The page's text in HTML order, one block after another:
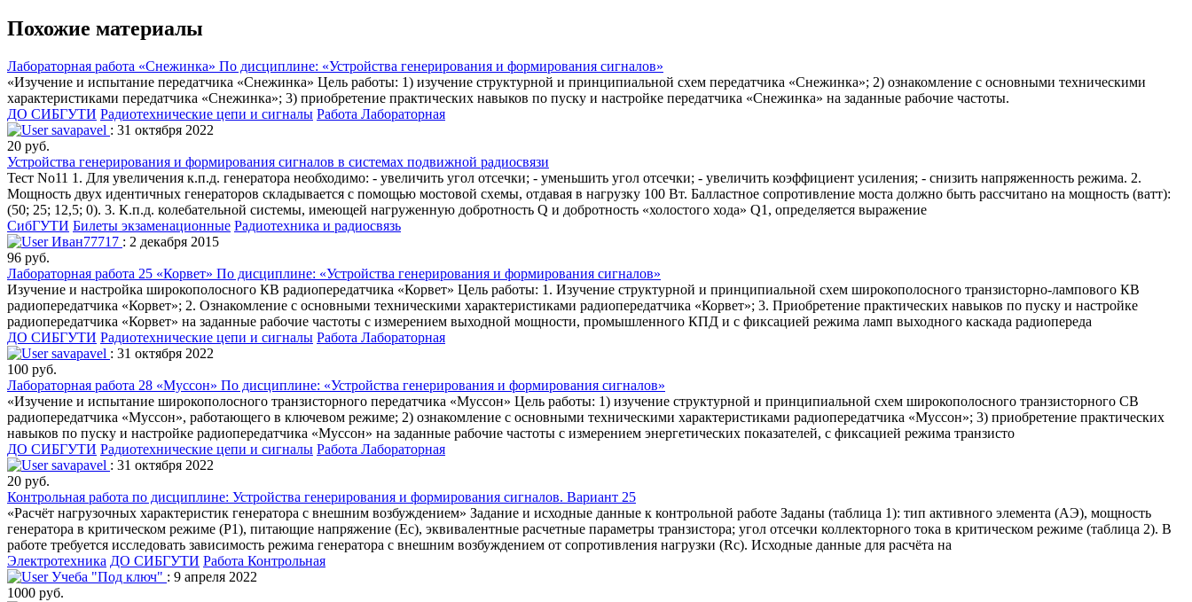
Похожие материалы
Лабораторная работа «Снежинка» По дисциплине: «Устройства генерирования и формирования сигналов»
«Изучение и испытание передатчика «Снежинка» Цель работы: 1) изучение структурной и принципиальной схем передатчика «Снежинка»; 2) ознакомление с основными техническими
характеристиками передатчика «Снежинка»; 3) приобретение практических навыков по пуску и настройке передатчика «Снежинка» на заданные рабочие частоты.
ДО СИБГУТИ Радиотехнические цепи и сигналы Работа Лабораторная
savapavel : 31 октября 2022
20 руб.
Устройства генерирования и формирования сигналов в системах подвижной радиосвязи
Тест No11 1. Для увеличения к.п.д. генератора необходимо: - увеличить угол отсечки; - уменьшить угол отсечки; - увеличить коэффициент усиления; - снизить напряженность режима. 2.
Мощность двух идентичных генераторов складывается с помощью мостовой схемы, отдавая в нагрузку 100 Вт. Балластное сопротивление моста должно быть рассчитано на мощность (ватт):
(50; 25; 12,5; 0). 3. К.п.д. колебательной системы, имеющей нагруженную добротность Q и добротность «холостого хода» Q1, определяется выражение
СибГУТИ Билеты экзаменационные Радиотехника и радиосвязь
Иван77717 : 2 декабря 2015
96 руб.
Лабораторная работа 25 «Корвет» По дисциплине: «Устройства генерирования и формирования сигналов»
Изучение и настройка широкополосного КВ радиопередатчика «Корвет» Цель работы: 1. Изучение структурной и принципиальной схем широкополосного транзисторно-лампового КВ
радиопередатчика «Корвет»; 2. Ознакомление с основными техническими характеристиками радиопередатчика «Корвет»; 3. Приобретение практических навыков по пуску и настройке
радиопередатчика «Корвет» на заданные рабочие частоты с измерением выходной мощности, промышленного КПД и с фиксацией режима ламп выходного каскада радиопереда
ДО СИБГУТИ Радиотехнические цепи и сигналы Работа Лабораторная
savapavel : 31 октября 2022
100 руб.
Лабораторная работа 28 «Муссон» По дисциплине: «Устройства генерирования и формирования сигналов»
«Изучение и испытание широкополосного транзисторного передатчика «Муссон» Цель работы: 1) изучение структурной и принципиальной схем широкополосного транзисторного СВ
радиопередатчика «Муссон», работающего в ключевом режиме; 2) ознакомление с основными техническими характеристиками радиопередатчика «Муссон»; 3) приобретение практических
навыков по пуску и настройке радиопередатчика «Муссон» на заданные рабочие частоты с измерением энергетических показателей, с фиксацией режима транзисто
ДО СИБГУТИ Радиотехнические цепи и сигналы Работа Лабораторная
savapavel : 31 октября 2022
20 руб.
Контрольная работа по дисциплине: Устройства генерирования и формирования сигналов. Вариант 25
«Расчёт нагрузочных характеристик генератора с внешним возбуждением» Задание и исходные данные к контрольной работе Заданы (таблица 1): тип активного элемента (АЭ), мощность
генератора в критическом режиме (Р1), питающие напряжение (Ес), эквивалентные расчетные параметры транзистора; угол отсечки коллекторного тока в критическом режиме (таблица 2). В
работе требуется исследовать зависимость режима генератора с внешним возбуждением от сопротивления нагрузки (Rс). Исходные данные для расчёта на
Электротехника ДО СИБГУТИ Работа Контрольная
Учеба "Под ключ" : 9 апреля 2022
1000 руб.